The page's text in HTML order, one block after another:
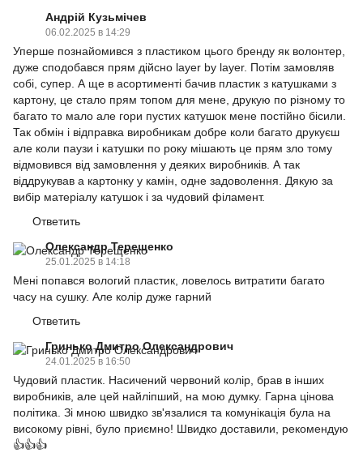
Андрій Кузьмічев
06.02.2025 в 14:29
Уперше познайомився з пластиком цього бренду як волонтер,
дуже сподобався прям дійсно layer by layer. Потім замовляв
собі, супер. А ще в асортименті бачив пластик з катушками з
картону, це стало прям топом для мене, друкую по різному то
багато то мало але гори пустих катушок мене постійно бісили.
Так обмін і відправка виробникам добре коли багато друкуєш
але коли паузи і катушки по року мішають це прям зло тому
відмовився від замовлення у деяких виробників. А так
віддрукував а картонку у камін, одне задоволення. Дякую за
вибір матеріалу катушок і за чудовий філамент.
Ответить
Олександр Терещенко
25.01.2025 в 14:18
Мені попався вологий пластик, ловелось витратити багато
часу на сушку. Але колір дуже гарний
Ответить
Гринько Дмитро Олександрович
24.01.2025 в 16:50
Чудовий пластик. Насичений червоний колір, брав в інших
виробників, але цей найліпший, на мою думку. Гарна цінова
політика. Зі мною швидко зв'язалися та комунікація була на
високому рівні, було приємно! Швидко доставили, рекомендую
👍👍👍